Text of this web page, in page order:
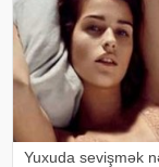
Yuxuda sevişmək